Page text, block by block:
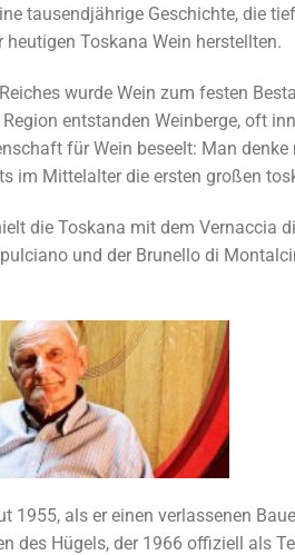
tausendjährige Geschichte, die
heutigen Toskana Wein herstellten.
wurde Wein zum festen
entstanden Weinberge, oft
für Wein beseelt: Man
im Mittelalter die ersten großen
die Toskana mit dem Vernaccia
und der Brunello di
1955, als er einen verlassenen
des Hügels, der 1966 offiziell als